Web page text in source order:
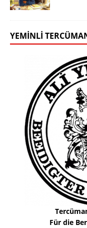
YEMINLI
Für die